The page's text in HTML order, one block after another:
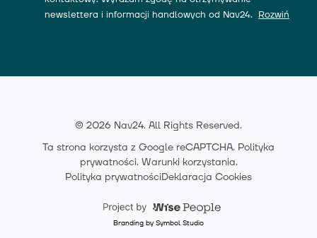
newslettera i informacji handlowych od Nav24.
Rozwiń
© 2026 Nav24. All Rights Reserved.
Ta strona korzysta z Google reCAPTCHA. Polityka
prywatności. Warunki korzystania.
Polityka prywatnościDeklaracja Cookies
Branding by Symbol Studio